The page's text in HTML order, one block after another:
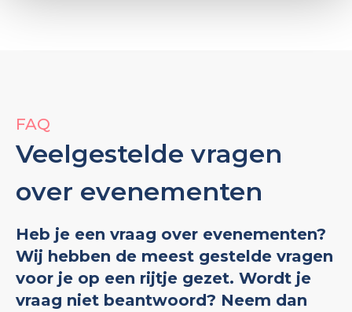
FAQ
Veelgestelde vragen
over evenementen
Heb je een vraag over evenementen?
Wij hebben de meest gestelde vragen
voor je op een rijtje gezet. Wordt je
vraag niet beantwoord? Neem dan